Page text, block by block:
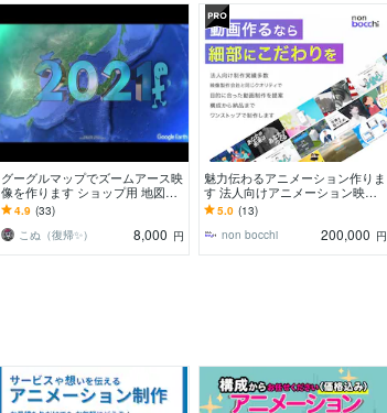
グーグルマップでズームアース映
像を作ります ショップ用 地図バ
ージョンにも対応★イントロやア
ウトロ に♪
4.9 (33)
こぬ（復帰✨）
8,000 円
魅力伝わるアニメーション作りま
す 法人向けアニメーション映像
をリッチな編集で仕上げます
5.0 (13)
non bocchi
200,000 円